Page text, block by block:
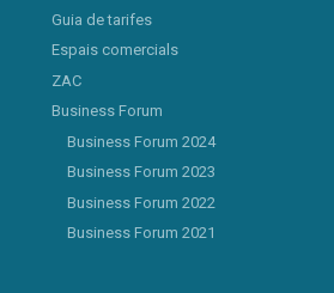
Guia de tarifes
Espais comercials
ZAC
Business Forum
Business Forum 2024
Business Forum 2023
Business Forum 2022
Business Forum 2021